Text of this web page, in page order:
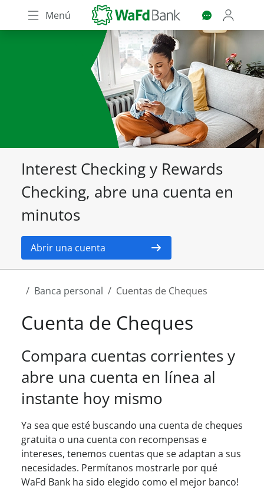
Skip
to
main
content
Menú
Interest Checking y Rewards
Checking, abre una cuenta en
minutos
Abrir una cuenta
Banca personal Cuentas de Cheques
Cuenta de Cheques
Compara cuentas corrientes y
abre una cuenta en línea al
instante hoy mismo
Ya sea que esté buscando una cuenta de cheques
gratuita o una cuenta con recompensas e
intereses, tenemos cuentas que se adaptan a sus
necesidades. Permítanos mostrarle por qué
WaFd Bank ha sido elegido como el mejor banco!